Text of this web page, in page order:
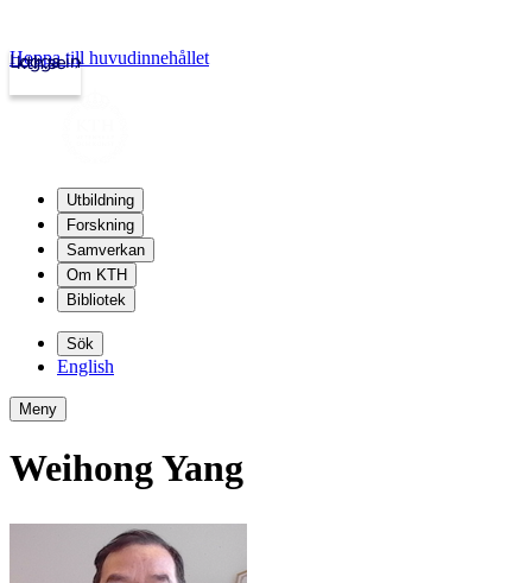
kth.se
Logga in
Hoppa till huvudinnehållet
Utbildning
Forskning
Samverkan
Om KTH
Bibliotek
Sök
English
Meny
Weihong Yang